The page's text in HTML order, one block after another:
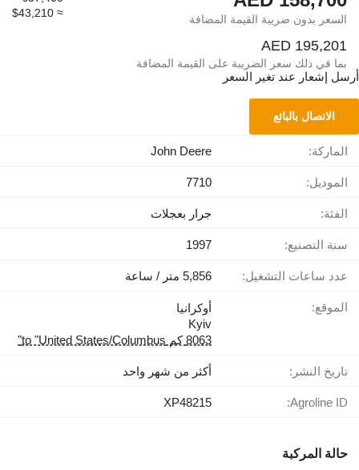
السعر بدون ضريبة القيمة المضافة
≈ $43,210
AED 195,201
بما في ذلك سعر الضريبة على القيمة المضافة
أرسل إشعار عند تغير السعر
الاتصال بالبائع
الماركة: John Deere
الموديل: 7710
الفئة: جرار بعجلات
سنة التصنيع: 1997
عدد ساعات التشغيل: 5,856 متر / ساعة
الموقع:
أوكرانيا
Kyiv
8063 كم to "United States/Columbus"
تاريخ النشر: أكثر من شهر واحد
Agroline ID:
XP48215
حالة المركبة